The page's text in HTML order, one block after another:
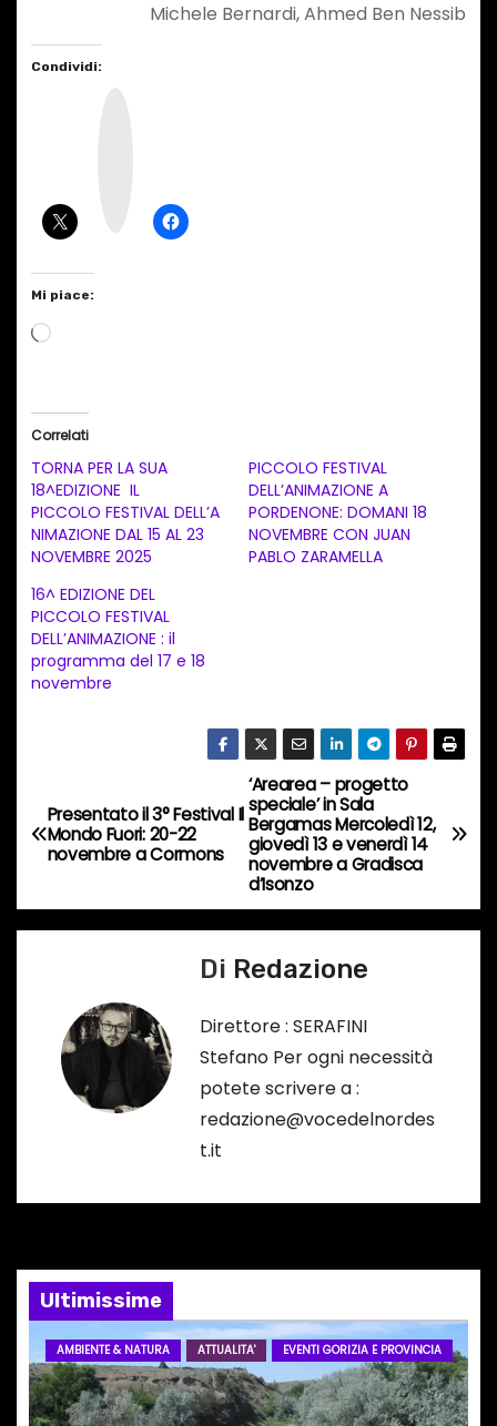
Michele Bernardi, Ahmed Ben Nessib
Condividi:
Mi piace:
C
a
m
e
t
o
i
s
o
Correlati
TORNA PER LA SUA
18^EDIZIONE IL
PICCOLO FESTIVAL DELL’A
NIMAZIONE DAL 15 AL 23
NOVEMBRE 2025
PICCOLO FESTIVAL
DELL’ANIMAZIONE A
PORDENONE: DOMANI 18
NOVEMBRE CON JUAN
PABLO ZARAMELLA
16^ EDIZIONE DEL
PICCOLO FESTIVAL
DELL’ANIMAZIONE : il
programma del 17 e 18
novembre
N
a
i
n
e
a
r
t
‘Arearea – progetto
speciale’ in Sala
Bergamas Mercoledì 12,
giovedì 13 e venerdì 14
novembre a Gradisca
d’Isonzo
Presentato il 3° Festival Il
Mondo Fuori: 20-22
novembre a Cormons
Di Redazione
Direttore : SERAFINI
Stefano Per ogni necessità
potete scrivere a :
redazione@vocedelnordes
t.it
Ultimissime
AMBIENTE & NATURA ATTUALITA' EVENTI GORIZIA E PROVINCIA